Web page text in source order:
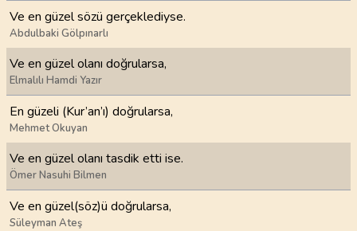
Ve en güzel sözü gerçeklediyse.
Abdulbaki Gölpınarlı
Ve en güzel olanı doğrularsa,
Elmalılı Hamdi Yazır
En güzeli (Kur’an’ı) doğrularsa,
Mehmet Okuyan
Ve en güzel olanı tasdik etti ise.
Ömer Nasuhi Bilmen
Ve en güzel(söz)ü doğrularsa,
Süleyman Ateş